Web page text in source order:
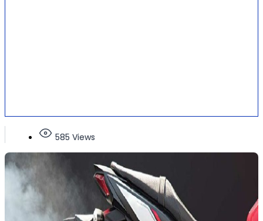
585 Views